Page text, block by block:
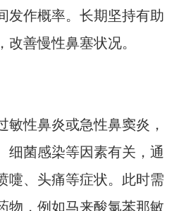
发作概率。长期坚持有助
善慢性鼻塞状况。
敏性鼻炎或急性鼻窦炎，
细菌感染等因素有关，通
嚏、头痛等症状。此时需
物，例如马来酸氯苯那敏